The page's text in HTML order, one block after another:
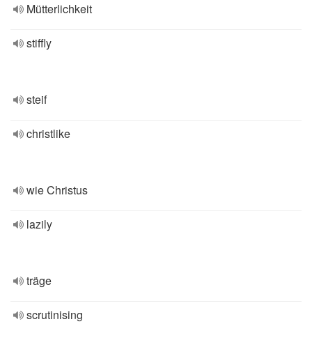
Mütterlichkeit
stiffly
steif
christlike
wie Christus
lazily
träge
scrutinising